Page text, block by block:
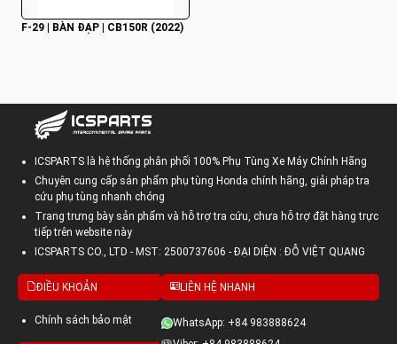
F-29 | BÀN ĐẠP | CB150R (2022)
ICSPARTS là hệ thống phân phối 100% Phụ Tùng Xe Máy Chính Hãng
Chuyên cung cấp sản phẩm phụ tùng Honda chính hãng, giải pháp tra
cứu phụ tùng nhanh chóng
Trang trưng bày sản phẩm và hỗ trợ tra cứu, chưa hỗ trợ đặt hàng trực
tiếp trên website này
ICSPARTS CO., LTD - MST: 2500737606 - ĐẠI DIỆN : ĐỖ VIỆT QUANG
ĐIỀU KHOẢN
Chính sách bảo mật
LIÊN HỆ NHANH
WhatsApp: +84 983888624